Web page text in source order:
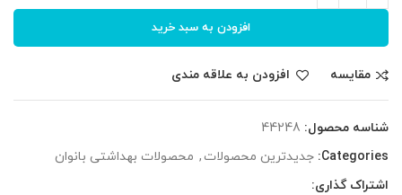
افزودن به سبد خرید
مقایسه افزودن به علاقه مندی
شناسه محصول: 44248
Categories: جدیدترین محصولات , محصولات بهداشتی بانوان
اشتراک گذاری: